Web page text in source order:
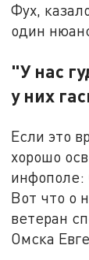
Фух,
один
"У нас
у них
Если это
хорошо
инфополе:
Вот что о
ветеран
Омска